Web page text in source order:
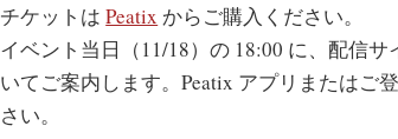
チケットはPeatix からご購入ください。
イベント当日（11/18）の 18:00 に、配信
いてご案内します。Peatix アプリまたはご
さい。